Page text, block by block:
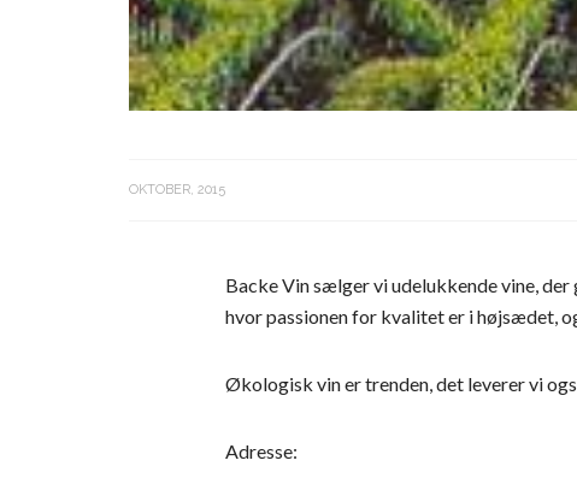
OKTOBER, 2015
Backe Vin sælger vi udelukkende vine,
hvor passionen for kvalitet er i højsædet,
Økologisk vin er trenden, det leverer vi
Adresse: